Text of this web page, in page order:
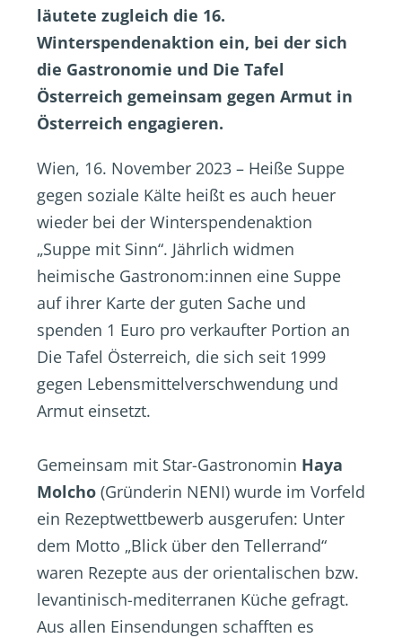
läutete zugleich die 16.
Winterspendenaktion ein, bei der sich
die Gastronomie und Die Tafel
Österreich gemeinsam gegen Armut in
Österreich engagieren.
Wien, 16. November 2023 – Heiße Suppe
gegen soziale Kälte heißt es auch heuer
wieder bei der Winterspendenaktion
„Suppe mit Sinn“. Jährlich widmen
heimische Gastronom:innen eine Suppe
auf ihrer Karte der guten Sache und
spenden 1 Euro pro verkaufter Portion an
Die Tafel Österreich, die sich seit 1999
gegen Lebensmittelverschwendung und
Armut einsetzt.
Gemeinsam mit Star-Gastronomin Haya
Molcho (Gründerin NENI) wurde im Vorfeld
ein Rezeptwettbewerb ausgerufen: Unter
dem Motto „Blick über den Tellerrand“
waren Rezepte aus der orientalischen bzw.
levantinisch-mediterranen Küche gefragt.
Aus allen Einsendungen schafften es